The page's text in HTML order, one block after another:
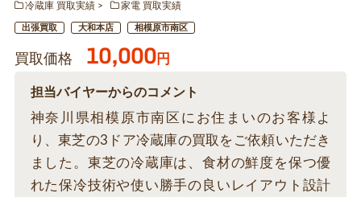
冷蔵庫 買取実績
家電 買取実績
出張買取 大和本店 相模原市南区
買取価格 10,000円
担当バイヤーからのコメント
神奈川県相模原市南区にお住まいのお客様よ
り、東芝の3ドア冷蔵庫の買取をご依頼いただき
ました。東芝の冷蔵庫は、食材の鮮度を保つ優
れた保冷技術や使い勝手の良いレイアウト設計